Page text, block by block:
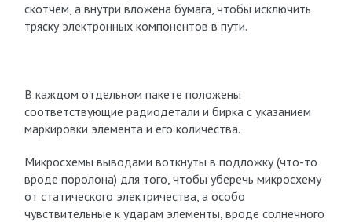
скотчем, а внутри вложена бумага, чтобы исключить
тряску электронных компонентов в пути.
В каждом отдельном пакете положены
соответствующие радиодетали и бирка с указанием
маркировки элемента и его количества.
Микросхемы выводами воткнуты в подложку (что-то
вроде поролона) для того, чтобы уберечь микросхему
от статического электричества, а особо
чувствительные к ударам элементы, вроде солнечного